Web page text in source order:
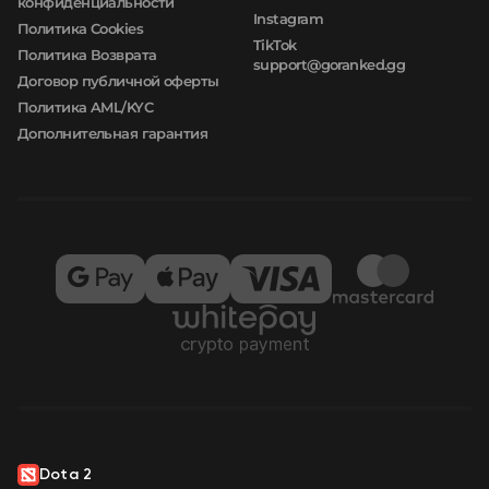
Политика Cookies
Политика Возврата
Договор публичной оферты
Политика AML/KYC
Дополнительная гарантия
Instagram
TikTok
support@goranked.gg
Dota 2